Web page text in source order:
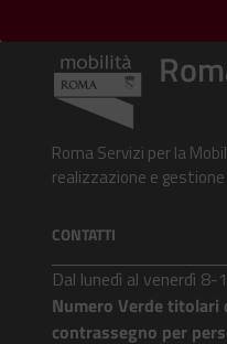
Roma Servizi per la
realizzazione e
CONTATTI
Dal lunedì al venerdì 8-
Numero Verde titolari
contrassegno per